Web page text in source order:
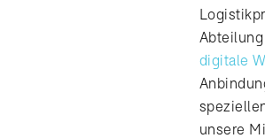
digitale
unsere